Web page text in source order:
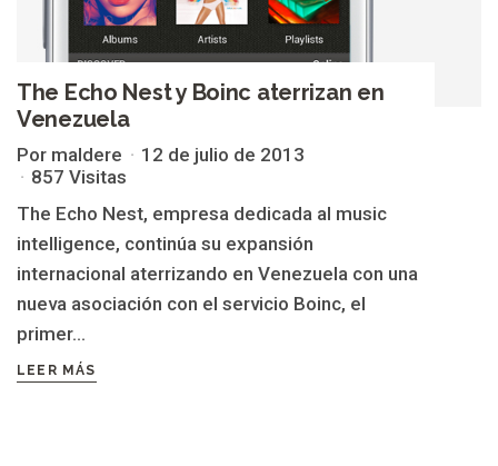
The Echo Nest y Boinc aterrizan en
Venezuela
Por maldere
12 de julio de 2013
857 Visitas
The Echo Nest, empresa dedicada al music
intelligence, continúa su expansión
internacional aterrizando en Venezuela con una
nueva asociación con el servicio Boinc, el
primer...
LEER MÁS